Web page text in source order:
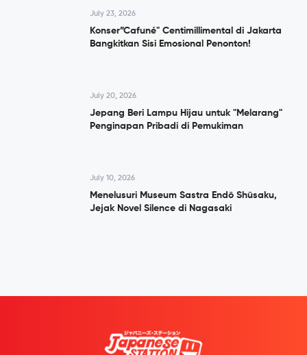
July 23, 2026
Konser”Cafuné" Centimillimental di Jakarta
Bangkitkan Sisi Emosional Penonton!
July 20, 2026
Jepang Beri Lampu Hijau untuk "Melarang"
Penginapan Pribadi di Pemukiman
July 10, 2026
Menelusuri Museum Sastra Endō Shūsaku,
Jejak Novel Silence di Nagasaki